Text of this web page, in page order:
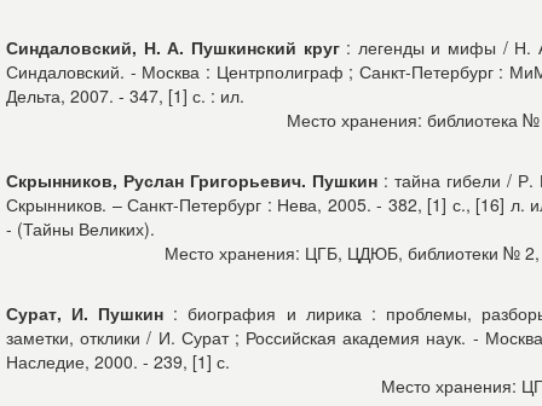
Синдаловский, Н. А. Пушкинский круг: легенды и мифы / Н.
Синдаловский. - Москва : Центрполиграф ; Санкт-Петербург :
Дельта, 2007. - 347, [1] с. : ил.
Место хранения: библиотека
Скрынников, Руслан Григорьевич. Пушкин : тайна гибели / Р.
Скрынников. – Санкт-Петербург : Нева, 2005. - 382, [1] с., [16] л.
- (Тайны Великих).
Место хранения: ЦГБ, ЦДЮБ, библиотеки №
Сурат, И. Пушкин : биография и лирика : проблемы,
заметки, отклики / И. Сурат ; Российская академия наук. -
Наследие, 2000. - 239, [1] с.
Место хранения: